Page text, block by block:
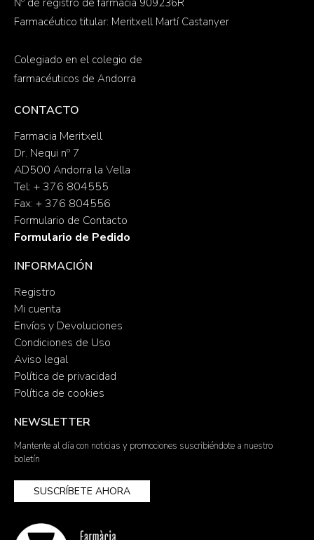
Nº de registro de farmacia 909236R
Farmacéutico titular: Meritxell Martí Castanyer
Colegiado en el colegio de
farmacéuticos de Andorra
CONTACTO
Farmacia Meritxell
Dr. Nequi nº 7
AD500 Andorra la Vella
Tel: + 376 804555
Fax: + 376 804556
Formulario de Contacto
Formulario de Pedido
INFORMACIÓN
Registro
Mi cuenta
Envíos y Devoluciones
Condiciones de Uso
Aviso legal
Política de privacidad
Política de cookies
NEWSLETTER
Mantente al día con noticias y promociones suscribiéndote a nuestro
boletín
SUSCRÍBETE AHORA